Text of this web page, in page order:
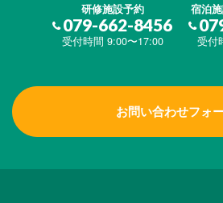
研修施設予約
079-662-8456
受付時間 9:00〜17:00
宿泊
受付
お問い合わせフォ